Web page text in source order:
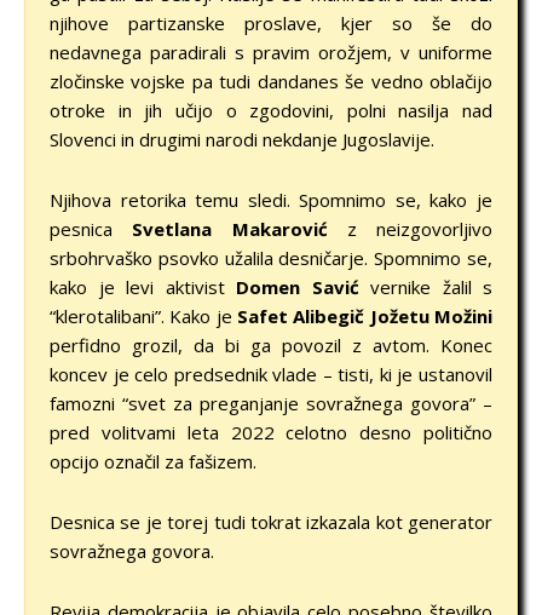
njihove partizanske proslave, kjer so še do
nedavnega paradirali s pravim orožjem, v uniforme
zločinske vojske pa tudi dandanes še vedno oblačijo
otroke in jih učijo o zgodovini, polni nasilja nad
Slovenci in drugimi narodi nekdanje Jugoslavije.
Njihova retorika temu sledi. Spomnimo se, kako je
pesnica Svetlana Makarović z neizgovorljivo
srbohrvaško psovko užalila desničarje. Spomnimo se,
kako je levi aktivist Domen Savić vernike žalil s
“klerotalibani”. Kako je Safet Alibegič Jožetu Možini
perfidno grozil, da bi ga povozil z avtom. Konec
koncev je celo predsednik vlade – tisti, ki je ustanovil
famozni “svet za preganjanje sovražnega govora” –
pred volitvami leta 2022 celotno desno politično
opcijo označil za fašizem.
Desnica se je torej tudi tokrat izkazala kot generator
sovražnega govora.